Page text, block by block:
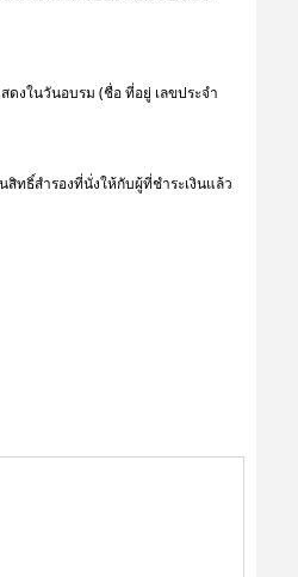
งในวันอบรม (ชื่อ ที่อยู่ เลขประจำ
ทธิ์สำรองที่นั่งให้กับผู้ที่ชำระเงินแล้ว